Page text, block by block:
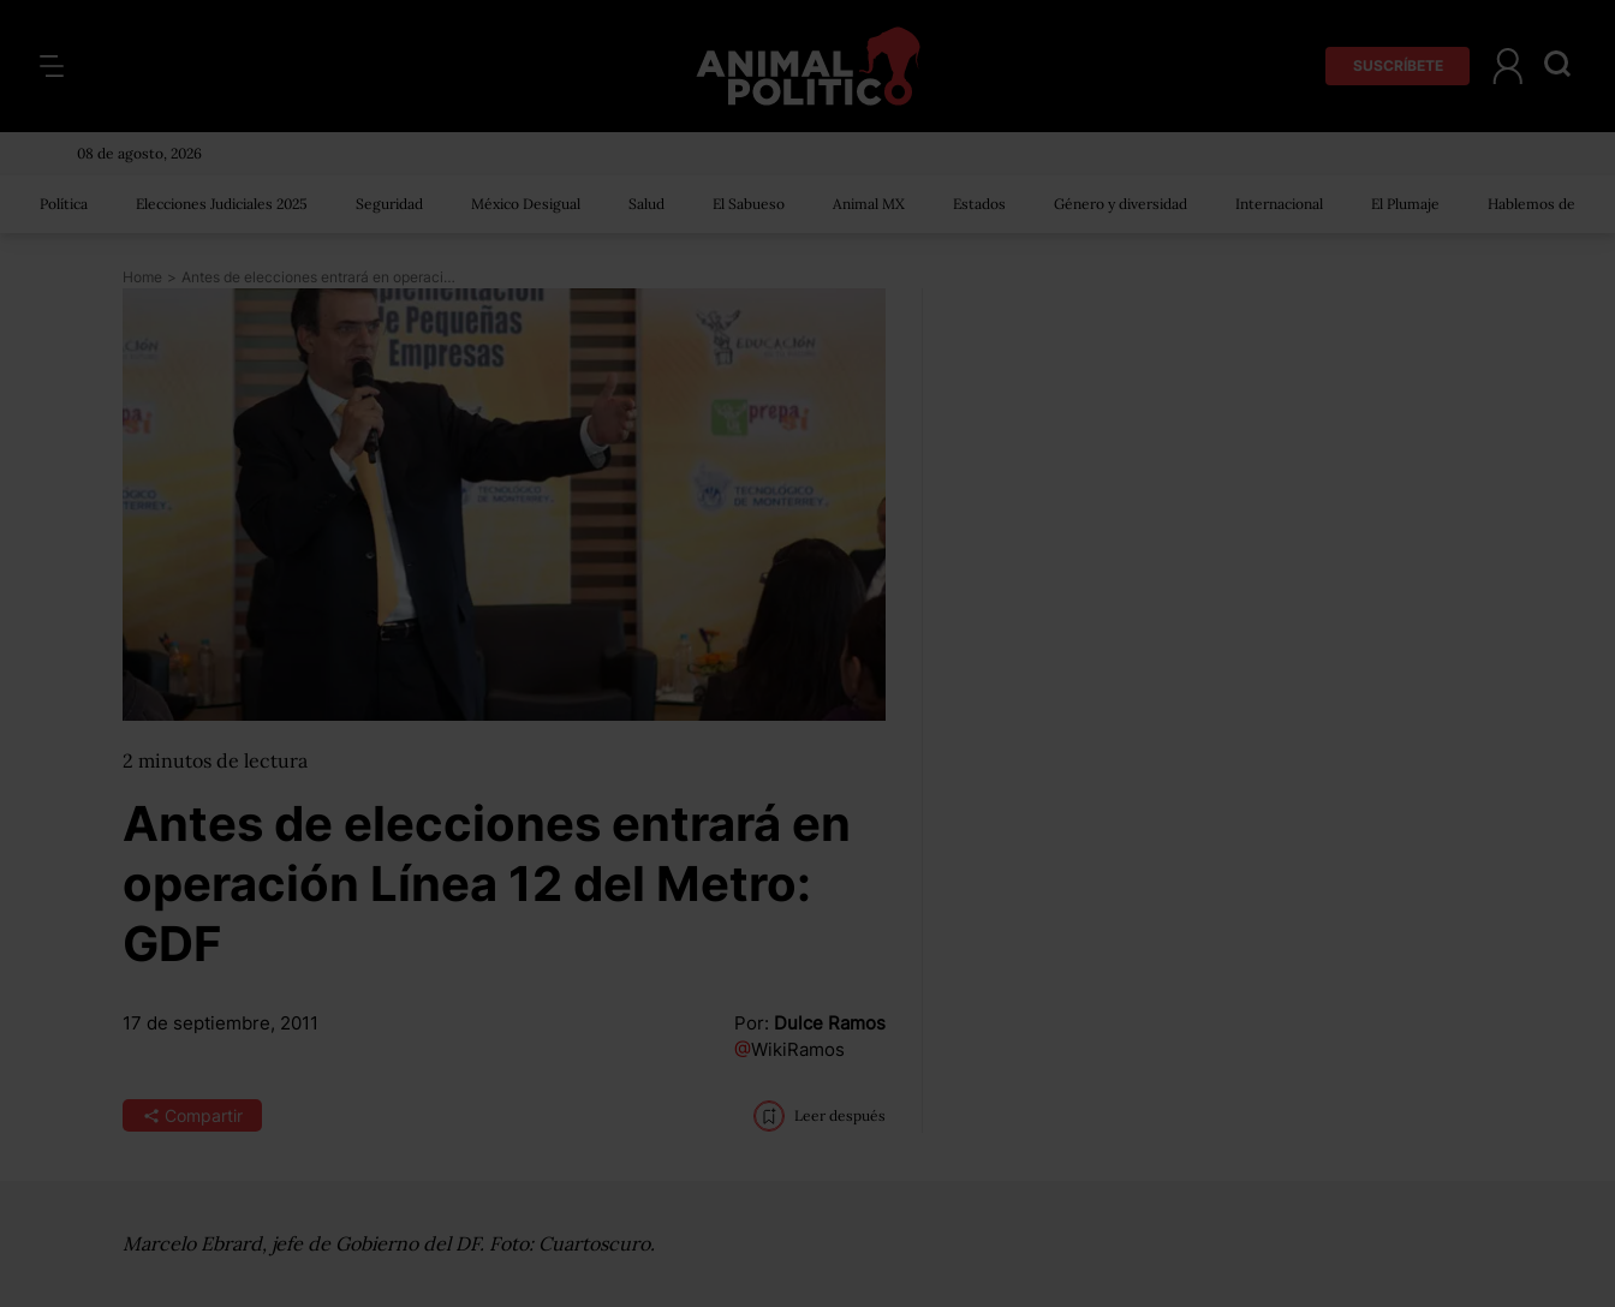
SUSCRÍBETE
08 de agosto, 2026
Política Elecciones Judiciales 2025 Seguridad México Desigual Salud El Sabueso Animal MX Estados Género y diversidad Internacional El Plumaje Hablemos de
Home > Antes de elecciones entrará en operación Línea 12 del Metro: GDF
2 minutos de lectura
Antes de elecciones entrará en
operación Línea 12 del Metro:
GDF
17 de septiembre, 2011 Por: Dulce Ramos
@WikiRamos
Compartir Leer después
Marcelo Ebrard, jefe de Gobierno del DF. Foto: Cuartoscuro.